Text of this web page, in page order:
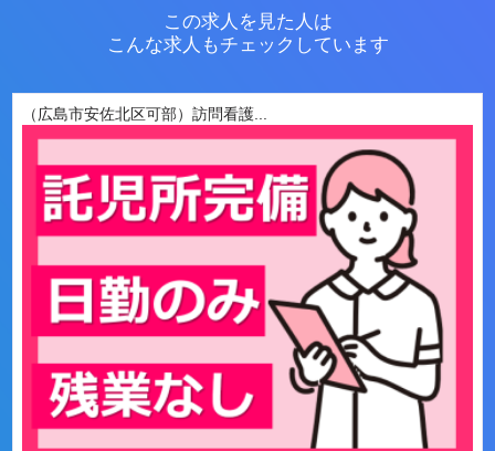
この求人を見た人は
こんな求人もチェックしています
（広島市安佐北区可部）訪問看護...